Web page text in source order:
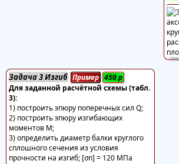
Задача 3 Изгиб Пример 450р
Для заданной расчётной схемы (табл.
3):
1) построить эпюру поперечных сил Q;
2) построить эпюру изгибающих
моментов М;
3) определить диаметр балки круглого
сплошного сечения из условия
прочности на изгиб; [σn] = 120 МПа